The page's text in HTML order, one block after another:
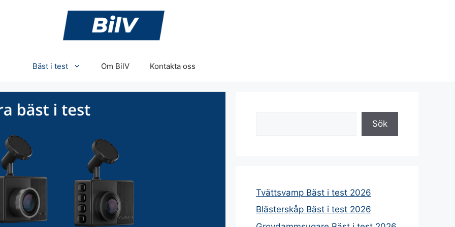
Bäst i test Om BilV Kontakta oss
Sök
Tvättsvamp Bäst i test 2026
Blästerskåp Bäst i test 2026